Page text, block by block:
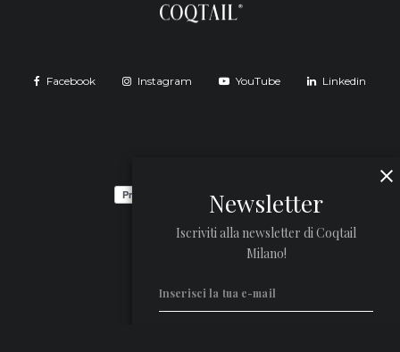
Facebook Instagram YouTube Linkedin
Newsletter
Iscriviti alla newsletter di Coqtail
Milano!